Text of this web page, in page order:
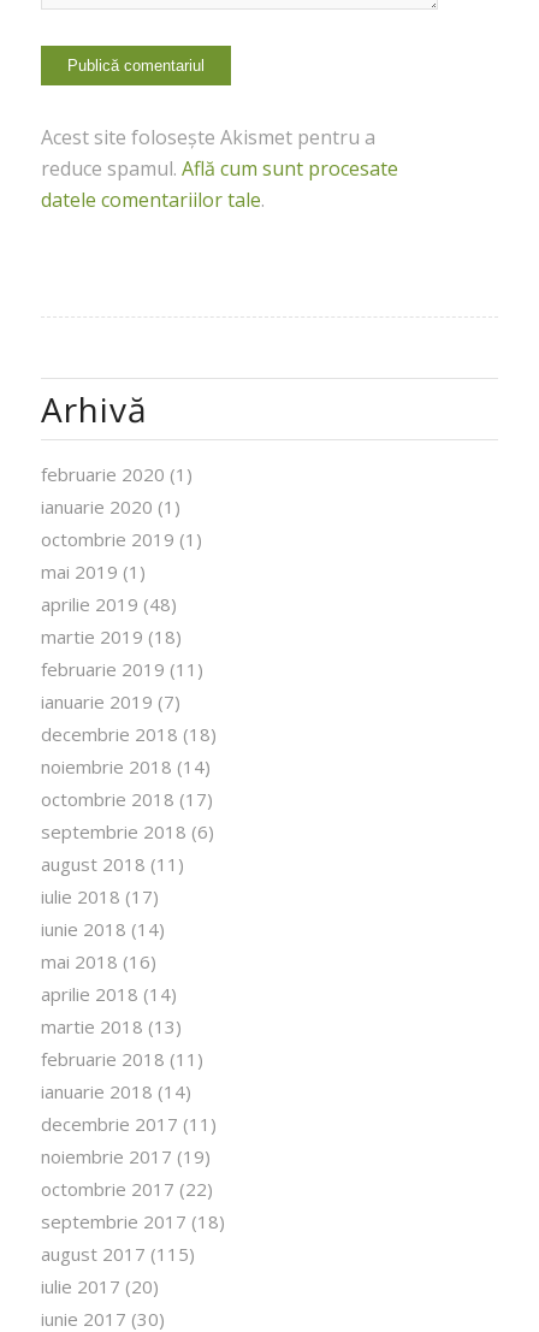
Acest site folosește Akismet pentru a
reduce spamul. Află cum sunt procesate
datele comentariilor tale.
Arhivă
februarie 2020 (1)
ianuarie 2020 (1)
octombrie 2019 (1)
mai 2019 (1)
aprilie 2019 (48)
martie 2019 (18)
februarie 2019 (11)
ianuarie 2019 (7)
decembrie 2018 (18)
noiembrie 2018 (14)
octombrie 2018 (17)
septembrie 2018 (6)
august 2018 (11)
iulie 2018 (17)
iunie 2018 (14)
mai 2018 (16)
aprilie 2018 (14)
martie 2018 (13)
februarie 2018 (11)
ianuarie 2018 (14)
decembrie 2017 (11)
noiembrie 2017 (19)
octombrie 2017 (22)
septembrie 2017 (18)
august 2017 (115)
iulie 2017 (20)
iunie 2017 (30)